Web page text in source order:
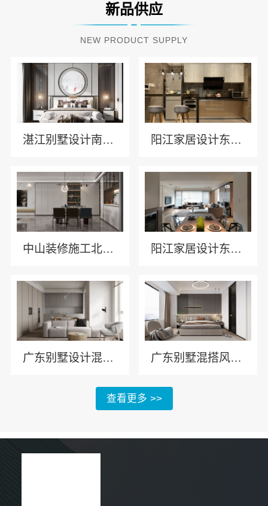
新品供应
NEW PRODUCT SUPPLY
湛江别墅设计南洋风情官网-广东南洋利华家居建材有限公司 阳江家居设计东方美学公司-广东南洋利华
中山装修施工北欧风官网_广东南洋利华家居建材有限公司 阳江家居设计东方美学公司广东南洋利华家居建材有限公司
广东别墅设计混搭风格流程【广东南洋利华家居建材有限公司】 广东别墅混搭风格流程详解广东南洋利华家居建材
查看更多 >>